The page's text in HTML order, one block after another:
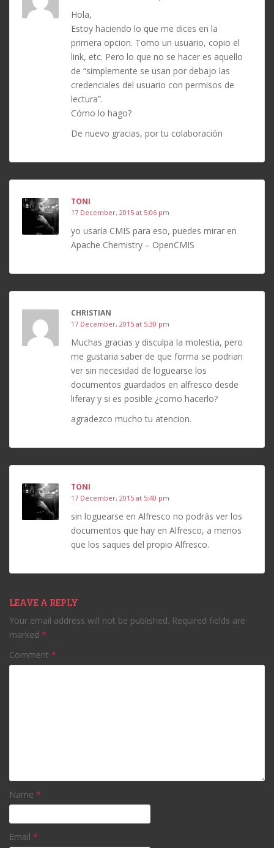
Hola,
Estoy haciendo lo que me dices en la
primera opcion. Tomo un usuario, copio el
link, etc. Pero lo que no se hacer es aquello
de “simplemente se usan por debajo las
credenciales del usuario con permisos de
lectura”.
Cómo lo hago?
De nuevo gracias, por tu colaboración
TONI
17 December, 2015 at 5:06 pm
yo usaría CMIS para eso, puedes mirar en
Apache Chemistry – OpenCMIS
CHRISTIAN
17 December, 2015 at 5:30 pm
Muchas gracias y disculpa la molestia, pero
me gustaria saber de que forma se podrian
ver sin necesidad de loguearse los
documentos guardados en alfresco desde
liferay y si es posible ¿como hacerlo?
agradezco mucho tu atencion.
TONI
17 December, 2015 at 5:40 pm
sin loguearse en Alfresco no podrás ver los
documentos que hay en Alfresco, a menos
que los saques del propio Alfresco.
LEAVE A REPLY
Your email address will not be published. Required fields are
marked *
Comment *
Name *
Email *